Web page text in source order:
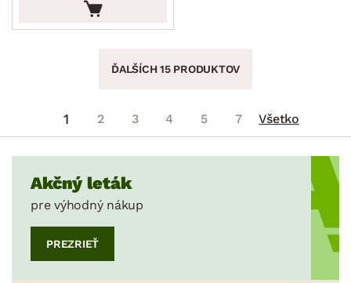
ĎALŠÍCH 15 PRODUKTOV
1 2 3 4 5 7 Všetko
Akčný leták
pre výhodný nákup
PREZRIEŤ